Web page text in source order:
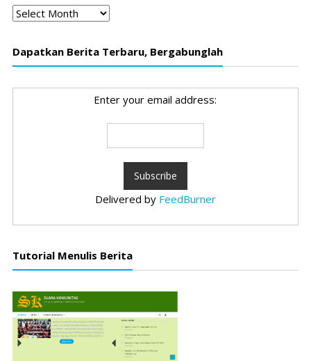
Arsip
Dapatkan Berita Terbaru, Bergabunglah
Enter your email address:
Delivered by FeedBurner
Tutorial Menulis Berita